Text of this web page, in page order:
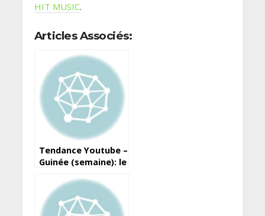
HIT MUSIC.
Articles Associés:
Tendance Youtube –
Guinée (semaine): le
1er, suivi de Djely
Kaba Bintou… (Top
10)